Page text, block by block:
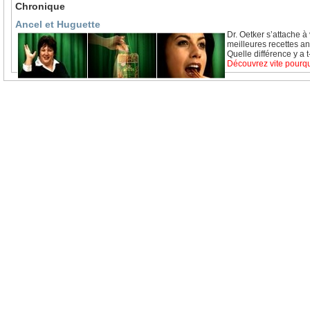
Chronique
Ancel et Huguette
Dr. Oetker s’attache
meilleures recettes
Quelle différence y a
Découvrez vite